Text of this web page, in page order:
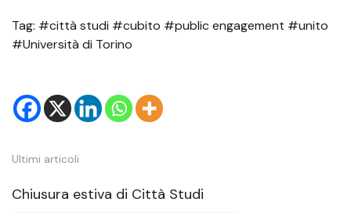
Tag: #città studi #cubito #public engagement #unito
#Università di Torino
Ultimi articoli
Chiusura estiva di Città Studi